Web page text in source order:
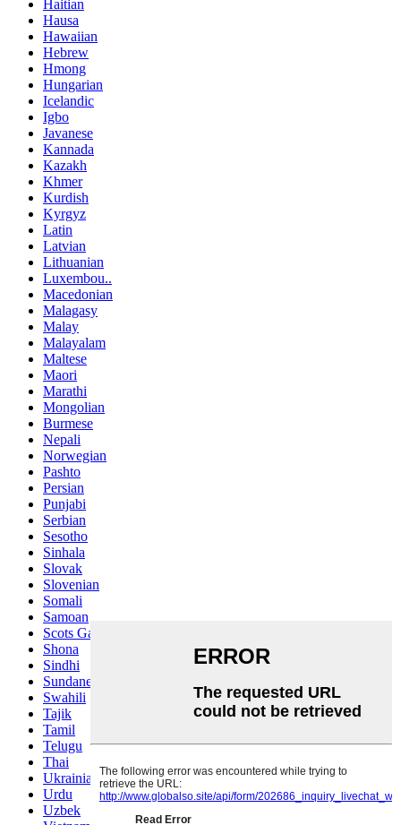
Haitian
Hausa
Hawaiian
Hebrew
Hmong
Hungarian
Icelandic
Igbo
Javanese
Kannada
Kazakh
Khmer
Kurdish
Kyrgyz
Latin
Latvian
Lithuanian
Luxembou..
Macedonian
Malagasy
Malay
Malayalam
Maltese
Maori
Marathi
Mongolian
Burmese
Nepali
Norwegian
Pashto
Persian
Punjabi
Serbian
Sesotho
Sinhala
Slovak
Slovenian
Somali
Samoan
Scots Gaelic
Shona
Sindhi
Sundanese
Swahili
Tajik
Tamil
Telugu
Thai
Ukrainian
Urdu
Uzbek